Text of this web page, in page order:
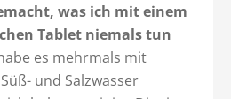
was ich mit einem
Tablet niemals tun
es mehrmals mit
und Salzwasser